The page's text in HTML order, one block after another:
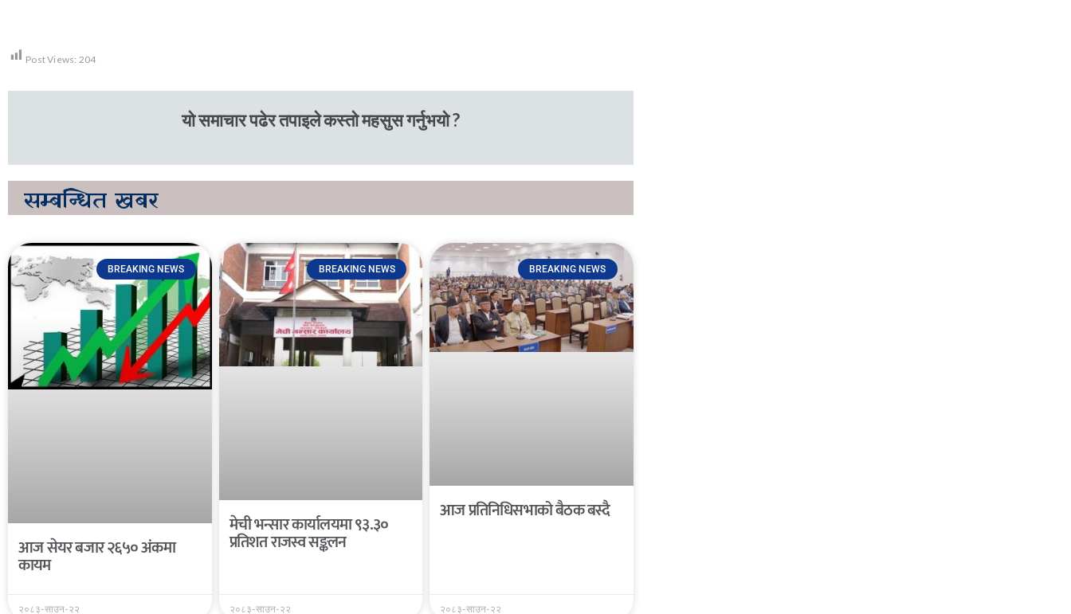
Post Views: 204
यो समाचार पढेर तपाइले कस्तो महसुस गर्नुभयो ?
सम्बन्धित खबर
BREAKING NEWS
आज सेयर बजार २६५० अंकमा
कायम
२०८३-साउन-२२
BREAKING NEWS
मेची भन्सार कार्यालयमा ९३.३०
प्रतिशत राजस्व सङ्कलन
२०८३-साउन-२२
BREAKING NEWS
आज प्रतिनिधिसभाको बैठक बस्दै
२०८३-साउन-२२